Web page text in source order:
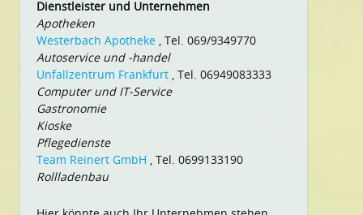
Dienstleister und Unternehmen
Apotheken
Westerbach Apotheke , Tel. 069/9349770
Autoservice und -handel
Unfallzentrum Frankfurt , Tel. 06949083333
Computer und IT-Service
Gastronomie
Kioske
Pflegedienste
Team Reinert GmbH , Tel. 0699133190
Rollladenbau